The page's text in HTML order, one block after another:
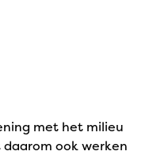
met het milieu
ook werken